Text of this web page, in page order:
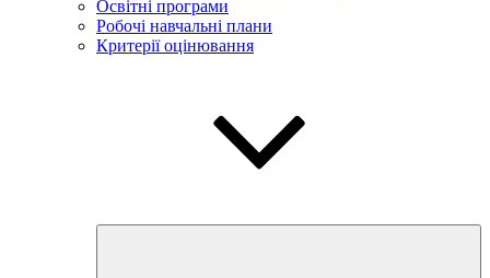
Освітні програми
Робочі навчальні плани
Критерії оцінювання